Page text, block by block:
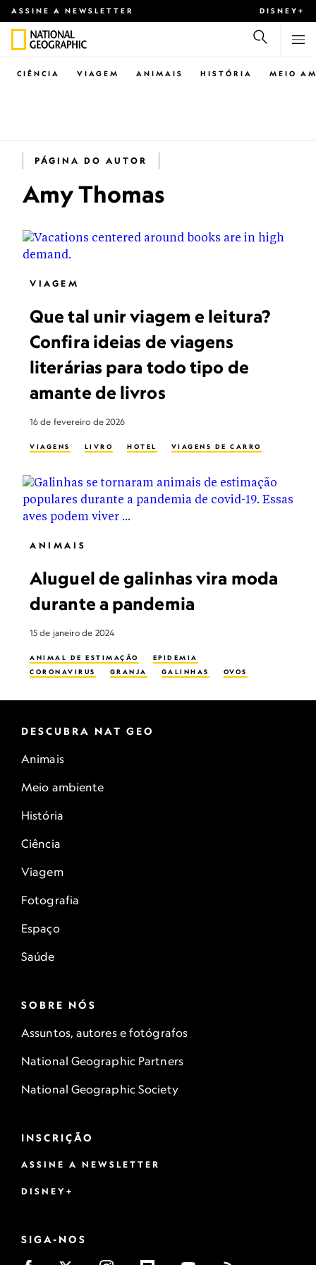
ASSINE A NEWSLETTER DISNEY+
CIÊNCIA VIAGEM ANIMAIS HISTÓRIA MEIO
PÁGINA DO AUTOR
Amy Thomas
VIAGEM
Que tal unir viagem e leitura?
Confira ideias de viagens
literárias para todo tipo de
amante de livros
16 de fevereiro de 2026
VIAGENS LIVRO HOTEL VIAGENS DE CARRO
ANIMAIS
Aluguel de galinhas vira moda
durante a pandemia
15 de janeiro de 2024
ANIMAL DE ESTIMAÇÃO
EPIDEMIA
CORONAVIRUS
GRANJA GALINHAS OVOS
DESCUBRA NAT GEO
Animais
Meio ambiente
História
Ciência
Viagem
Fotografia
Espaço
Saúde
SOBRE NÓS
Assuntos, autores e fotógrafos
National Geographic Partners
National Geographic Society
INSCRIÇÃO
ASSINE A NEWSLETTER
DISNEY+
SIGA-NOS